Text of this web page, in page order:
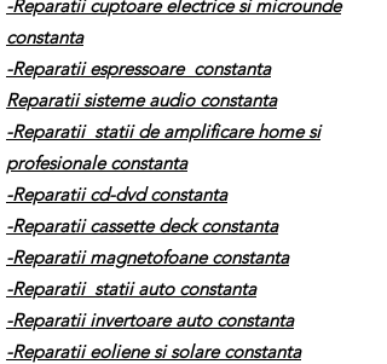
-Reparatii cuptoare electrice si microunde
constanta
-Reparatii espressoare constanta
Reparatii sisteme audio constanta
-Reparatii statii de amplificare home si
profesionale constanta
-Reparatii cd-dvd constanta
-Reparatii cassette deck constanta
-Reparatii magnetofoane constanta
-Reparatii statii auto constanta
-Reparatii invertoare auto constanta
-Reparatii eoliene si solare constanta